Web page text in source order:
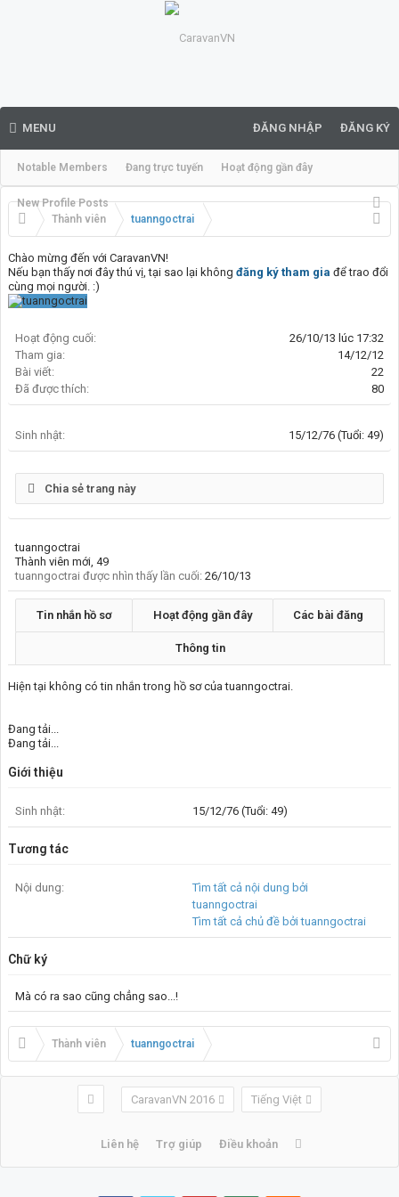
MENU
Notable Members Đang trực tuyến Hoạt động gần đây
New Profile Posts
ĐĂNG NHẬP ĐĂNG KÝ
Thành viên tuanngoctrai
Chào mừng đến với CaravanVN!
Nếu bạn thấy nơi đây thú vị, tại sao lại không đăng ký tham gia để trao đổi
cùng mọi người. :)
Hoạt động cuối:
26/10/13 lúc 17:32
Tham gia:
14/12/12
Bài viết:
22
Đã được thích:
80
Sinh nhật: 15/12/76 (Tuổi: 49)
Chia sẻ trang này
tuanngoctrai
Thành viên mới, 49
tuanngoctrai được nhìn thấy lần cuối: 26/10/13
Tin nhắn hồ sơ Hoạt động gần đây Các bài đăng
Thông tin
Hiện tại không có tin nhắn trong hồ sơ của tuanngoctrai.
Đang tải...
Đang tải...
Giới thiệu
Sinh nhật: 15/12/76 (Tuổi: 49)
Tương tác
Nội dung:
Tìm tất cả nội dung bởi
tuanngoctrai
Tìm tất cả chủ đề bởi tuanngoctrai
Chữ ký
Mà có ra sao cũng chẳng sao...!
Thành viên tuanngoctrai
CaravanVN 2016 Tiếng Việt
Liên hệ Trợ giúp Điều khoản